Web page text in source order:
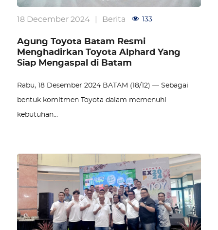
18 December 2024 Berita 133
Agung Toyota Batam Resmi
Menghadirkan Toyota Alphard Yang
Siap Mengaspal di Batam
Rabu, 18 Desember 2024 BATAM (18/12) — Sebagai
bentuk komitmen Toyota dalam memenuhi
kebutuhan…